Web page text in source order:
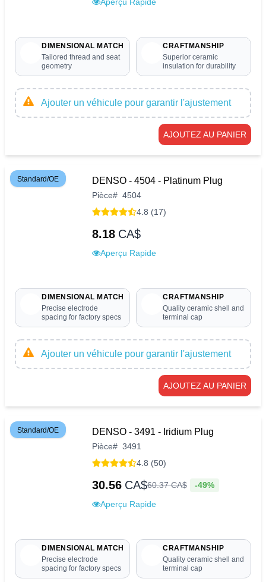
Aperçu Rapide
DIMENSIONAL MATCH
Tailored thread and seat
geometry
CRAFTMANSHIP
Superior ceramic
insulation for durability
Ajouter un véhicule pour garantir l'ajustement
AJOUTEZ AU PANIER
Standard/OE DENSO - 4504 - Platinum Plug
Pièce# 4504
4.8 (17)
8.18 CA$
Aperçu Rapide
DIMENSIONAL MATCH
Precise electrode
spacing for factory specs
CRAFTMANSHIP
Quality ceramic shell and
terminal cap
Ajouter un véhicule pour garantir l'ajustement
AJOUTEZ AU PANIER
Standard/OE DENSO - 3491 - Iridium Plug
Pièce# 3491
4.8 (50)
30.56 CA$60.37CA$ -49%
Aperçu Rapide
DIMENSIONAL MATCH
Precise electrode
spacing for factory specs
CRAFTMANSHIP
Quality ceramic shell and
terminal cap